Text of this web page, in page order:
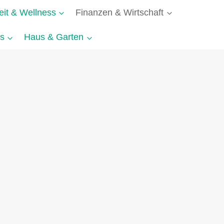
& Wellness Finanzen & Wirtschaft
Haus & Garten